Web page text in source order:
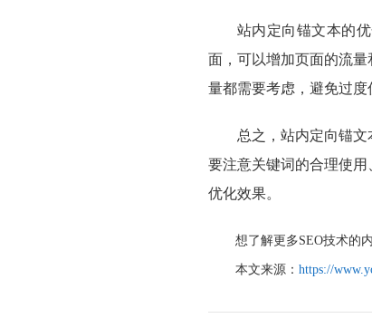
站内定向锚文本的
面，可以增加页面的流
量都需要考虑，避免过度
总之，站内定向锚
要注意关键词的合理使
优化效果。
想了解更多SEO技术的
本文来源： https://